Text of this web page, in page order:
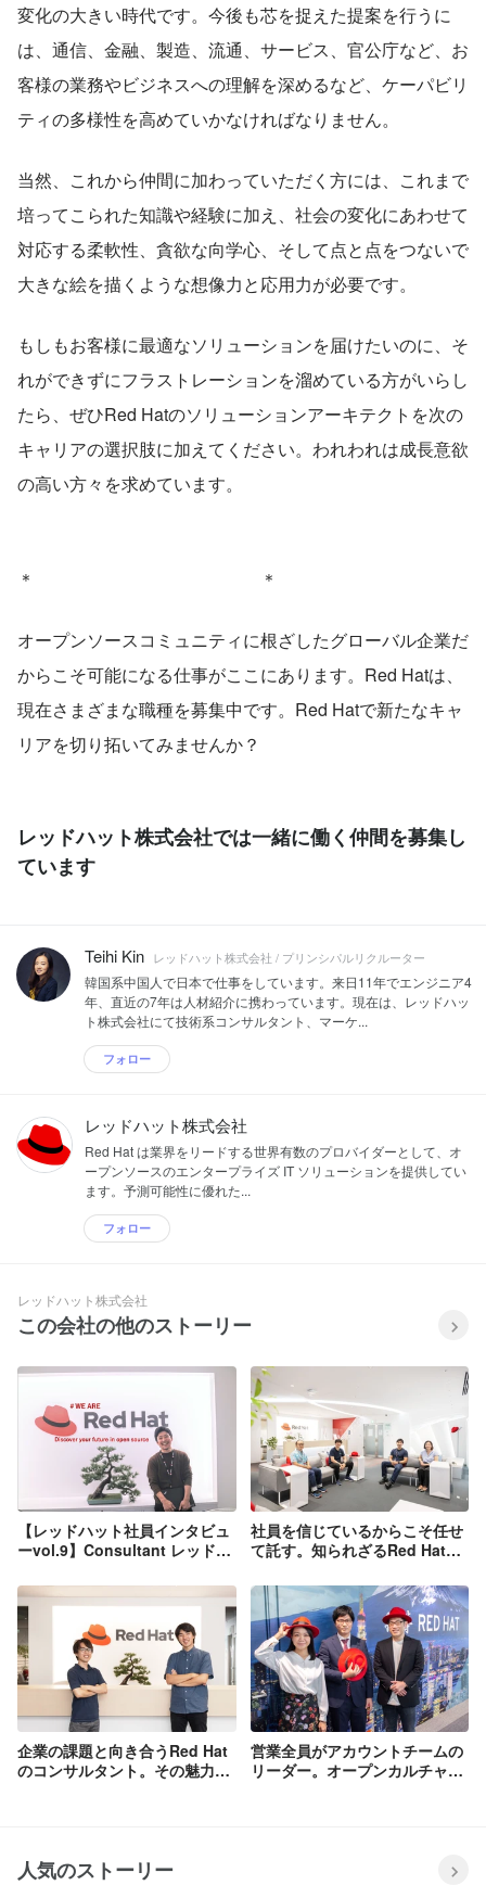
変化の大きい時代です。今後も芯を捉えた提案を行うに
は、通信、金融、製造、流通、サービス、官公庁など、お
客様の業務やビジネスへの理解を深めるなど、ケーパビリ
ティの多様性を高めていかなければなりません。
当然、これから仲間に加わっていただく方には、これまで
培ってこられた知識や経験に加え、社会の変化にあわせて
対応する柔軟性、貪欲な向学心、そして点と点をつないで
大きな絵を描くような想像力と応用力が必要です。
もしもお客様に最適なソリューションを届けたいのに、そ
れができずにフラストレーションを溜めている方がいらし
たら、ぜひRed Hatのソリューションアーキテクトを次の
キャリアの選択肢に加えてください。われわれは成長意欲
の高い方々を求めています。
＊　　　　　　　　　　　　　＊
オープンソースコミュニティに根ざしたグローバル企業だ
からこそ可能になる仕事がここにあります。Red Hatは、
現在さまざまな職種を募集中です。Red Hatで新たなキャ
リアを切り拓いてみませんか？
レッドハット株式会社では一緒に働く仲間を募集し
ています
Teihi Kin レッドハット株式会社 / プリンシパルリクルーター
韓国系中国人で日本で仕事をしています。来日11年でエンジニア4
年、直近の7年は人材紹介に携わっています。現在は、レッドハッ
ト株式会社にて技術系コンサルタント、マーケ...
フォロー
レッドハット株式会社
Red Hat は業界をリードする世界有数のプロバイダーとして、オ
ープンソースのエンタープライズ IT ソリューションを提供してい
ます。予測可能性に優れた...
フォロー
レッドハット株式会社
この会社の他のストーリー
【レッドハット社員インタビュ
ーvol.9】Consultant レッドハ
インタビューを通じて、様々な
角度からレッドハットについて
お伝えしていきます!
社員を信じているからこそ任せ
て託す。知られざるRed Hatの
企業の課題と向き合うRed Hat
のコンサルタント。その魅力と
営業全員がアカウントチームの
リーダー。オープンカルチャー
人気のストーリー